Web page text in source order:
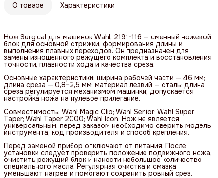
О товаре Характеристики
Нож Surgical для машинок Wahl, 2191-116 — сменный ножевой
блок для основной стрижки, формирования длины и
выполнения плавных переходов. Он предназначен для
замены изношенного режущего комплекта и восстановления
точности, плавности хода и качества среза.
Основные характеристики: ширина рабочей части — 46 мм;
длина среза — 0,8–2,5 мм; материал лезвий — сталь; длина
среза регулируется механизмом машинки; допускается
настройка ножа на нулевое прилегание.
Совместимость: Wahl Magic Clip; Wahl Senior; Wahl Super
Taper; Wahl Taper 2000; Wahl Icon. Нож не является
универсальным: перед заказом необходимо сверить модель
инструмента, код производителя и способ крепления.
Перед заменой прибор отключают от питания. После
установки следует проверить положение подвижного ножа,
очистить режущий блок и нанести небольшое количество
специального масла. Регулярная очистка и смазка
уменьшают нагрев и помогают сохранить ровный срез.